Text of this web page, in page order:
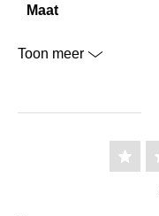
Maat
Toon meer